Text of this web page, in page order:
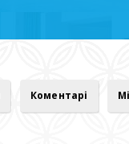
Коментарі